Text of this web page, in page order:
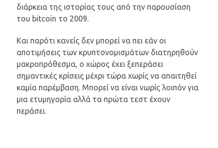
διάρκεια της ιστορίας τους από την παρουσίαση
του bitcoin το 2009.
Και παρότι κανείς δεν μπορεί να πει εάν οι
αποτιμήσεις των κρυπτονομισμάτων διατηρηθούν
μακροπρόθεσμα, ο χώρος έχει ξεπεράσει
σημαντικές κρίσεις μέχρι τώρα χωρίς να απαιτηθεί
καμία παρέμβαση. Μπορεί να είναι νωρίς λοιπόν για
μια ετυμηγορία αλλά τα πρώτα τεστ έχουν
περάσει.